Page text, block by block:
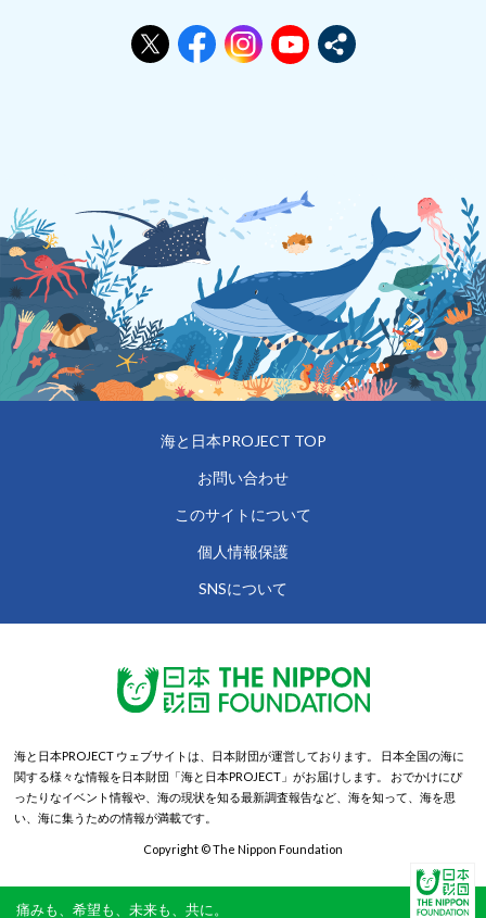
海と日本PROJECT TOP
お問い合わせ
このサイトについて
個人情報保護
SNSについて
海と日本PROJECT ウェブサイトは、日本財団が運営しております。
日本全国の海に
関する様々な情報を日本財団「海と日本PROJECT」がお届けします。
おでかけにぴ
ったりなイベント情報や、海の現状を知る最新調査報告など、海を知って、海を思
い、海に集うための情報が満載です。
Copyright © The Nippon Foundation
痛みも、希望も、未来も、共に。